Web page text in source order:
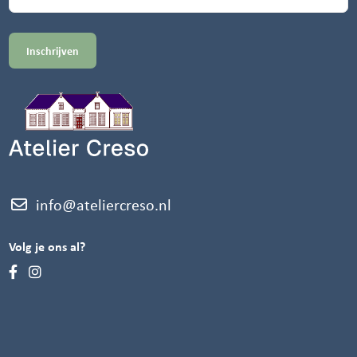
info@ateliercreso.nl
Volg je ons al?